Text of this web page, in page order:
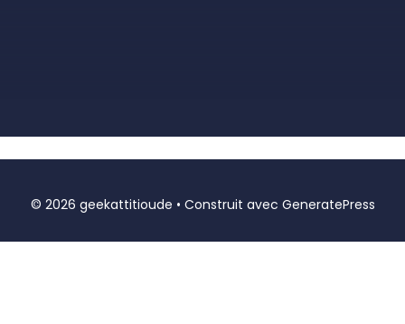
© 2026 geekattitioude • Construit avec GeneratePress